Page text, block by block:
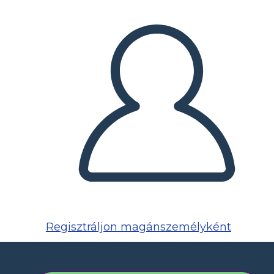
Regisztráljon magánszemélyként